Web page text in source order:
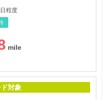
程度
対象